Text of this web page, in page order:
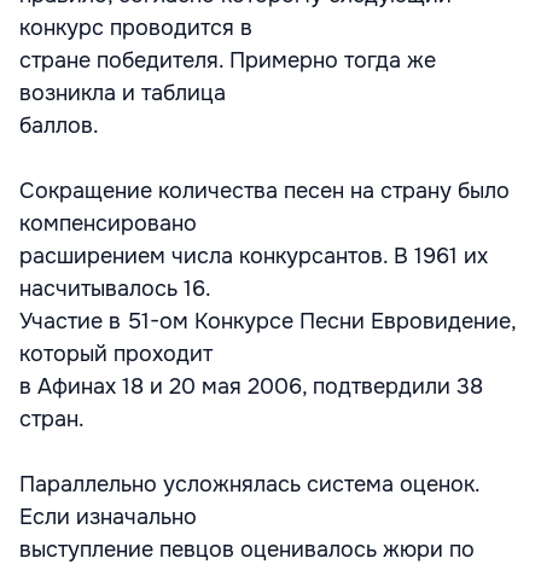
конкурс проводится в
стране победителя. Примерно тогда же
возникла и таблица
баллов.
Сокращение количества песен на страну было
компенсировано
расширением числа конкурсантов. В 1961 их
насчитывалось 16.
Участие в 51-ом Конкурсе Песни Евровидение,
который проходит
в Афинах 18 и 20 мая 2006, подтвердили 38
стран.
Параллельно усложнялась система оценок.
Если изначально
выступление певцов оценивалось жюри по